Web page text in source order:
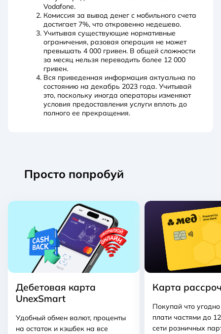
Vodafone.
Комиссия за вывод денег с мобильного счета
достигает 7%, что откровенно недешево.
Учитывая существующие нормативные
ограничения, разовая операция не может
превышать 4 000 гривен. В общей сложности
за месяц нельзя переводить более 12 000
гривен.
Вся приведенная информация актуальна по
состоянию на декабрь 2023 года. Учитывай
это, поскольку иногда операторы изменяют
условия предоставления услуги вплоть до
полного ее прекращения.
Просто попробуй
Дебетовая карта
UnexSmart
Удобный обмен валют, проценты
на остаток и кэшбек на все
Карта
Покупай что
плати частями до
сети розничных